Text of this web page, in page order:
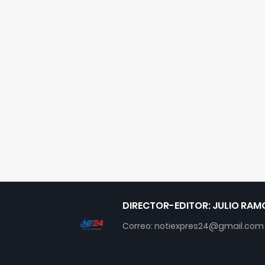
DIRECTOR-EDITOR: JULIO
Correo: notiexpres24@gmail.com